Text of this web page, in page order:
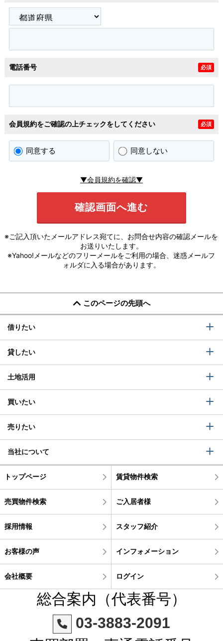
電話番号 必須
会員規約をご確認の上チェックをしてください 必須
同意する 同意しない
▼会員規約を確認▼
※ご記入頂いたメールアドレス宛てに、お問合せ内容の確認メールを
お送りいたします。
※Yahoo!メールなどのフリーメールをご利用の場合、迷惑メールフ
ォルダに入る場合があります。
このページの先頭へ
借りたい
貸したい
土地活用
買いたい
売りたい
当社について
トップページ 賃貸物件検索
売買物件検索 ご入居者様
採用情報 スタッフ紹介
お客様の声 インフォメーション
会社概要 ログイン
総合案内（代表番号）
03-3883-2091